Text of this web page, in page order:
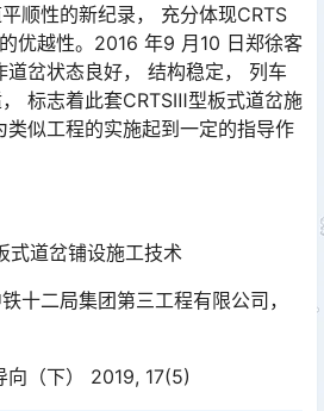
顺性的新纪录， 充分体现CRTS
优越性。2016 年9 月10 日郑徐客
岔状态良好， 结构稳定， 列车
标志着此套CRTSⅢ型板式道岔施
类似工程的实施起到一定的指导作
式道岔铺设施工技术
十二局集团第三工程有限公司，
向（下） 2019, 17(5)